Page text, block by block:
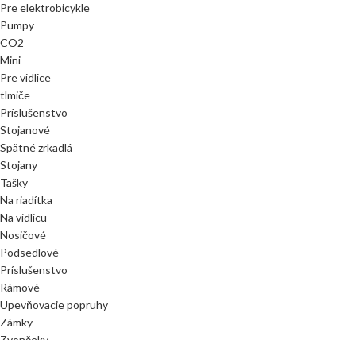
Pre elektrobicykle
Pumpy
CO2
Mini
Pre vidlice
tlmiče
Príslušenstvo
Stojanové
Spätné zrkadlá
Stojany
Tašky
Na riadítka
Na vidlicu
Nosičové
Podsedlové
Príslušenstvo
Rámové
Upevňovacie popruhy
Zámky